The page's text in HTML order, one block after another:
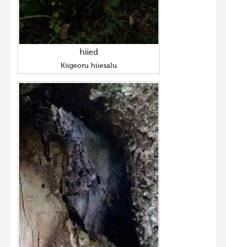
hiied
Kiigeoru hiiesalu